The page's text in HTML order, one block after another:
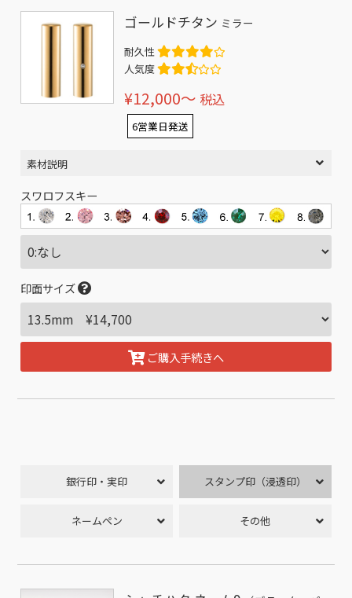
ゴールドチタン ミラー
耐久性
人気度
¥12,000〜 税込
6営業日発送
素材説明
スワロフスキー
印面サイズ
ご購入手続きへ
銀行印・実印 スタンプ印（浸透印）
ネームペン その他